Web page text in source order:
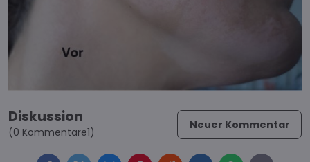
Diskussion
(0 Kommentare1)
Neuer Kommentar